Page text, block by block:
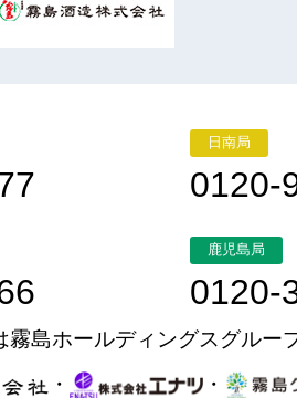
日南局
0120-
鹿児島局
0120-
霧島ホールディングスグルー
・
・